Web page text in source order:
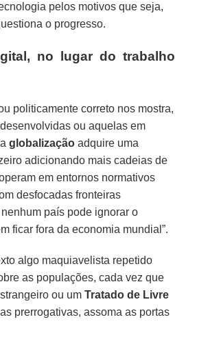
pelos motivos que seja,
o progresso.
no lugar do trabalho
politicamente correto nos mostra,
ou aquelas em
aglobalização adquire uma
adicionando mais cadeias de
em entornos normativos
desfocadas fronteiras
país pode ignorar o
ficar fora da economia mundial”.
algo maquiavelista repetido
as populações, cada vez que
ou umTratado de Livre
prerrogativas, assoma as portas